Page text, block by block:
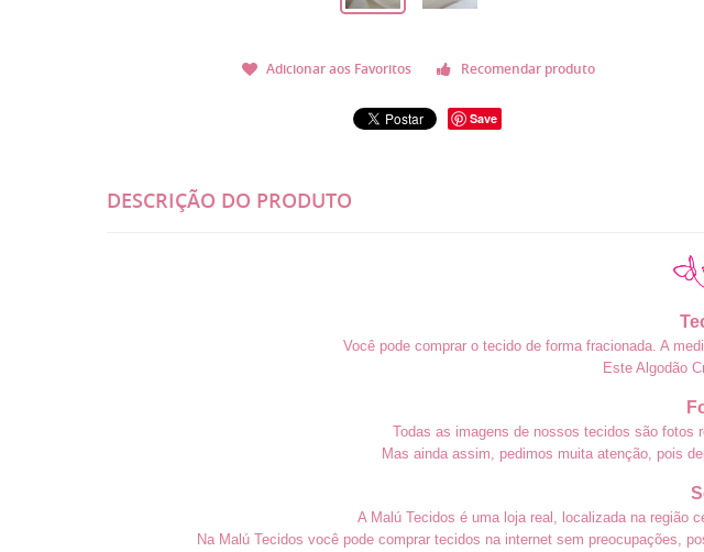
Adicionar aos Favoritos Recomendar produto
Save
DESCRIÇÃO DO PRODUTO
Você pode comprar o tecido de forma fracionada. A
Este Algodão
Todas as imagens de nossos tecidos são fotos
Mas ainda assim, pedimos muita atenção, pois
A Malú Tecidos é uma loja real, localizada na região
Na Malú Tecidos você pode comprar tecidos na internet sem preocupações,